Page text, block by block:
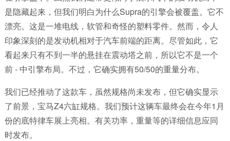
是隐藏起来，但我们明白为什么Supra的引擎会被覆盖。它不
漂亮。这是一堆电线，软管和奇怪的塑料零件。然而，令人
印象深刻的是发动机相对于汽车前端的距离。尽管如此，它
看起来只有不到一半的悬挂在震动塔之前，所以它不是一个
前 - 中引擎布局。不过，它确实拥有50/50的重量分布。
我们已经推动了这款车，虽然规格尚未发布，但它确实显示
了前景，宝马Z4六缸规格。我们预计这辆车最终会在今年1月
份的底特律车展上亮相。有关功率，重量等的详细信息应同
时发布。